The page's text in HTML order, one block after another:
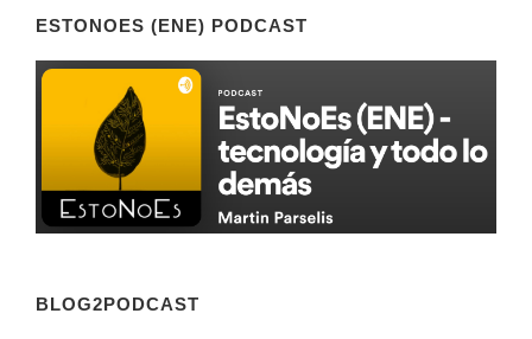
ESTONOES (ENE) PODCAST
BLOG2PODCAST